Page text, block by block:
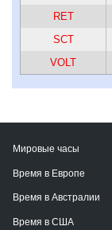
RET
SCT
VOLT
Мировые часы
Время в Европе
Время в Австралии
Время в США